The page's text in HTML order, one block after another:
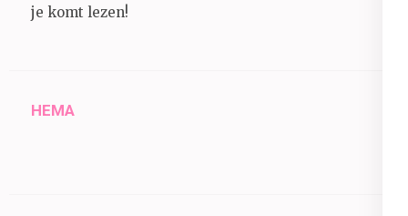
je komt lezen!
HEMA